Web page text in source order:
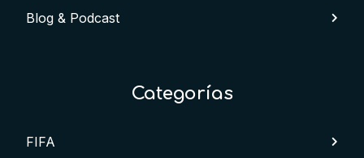
Blog & Podcast
Categorías
FIFA